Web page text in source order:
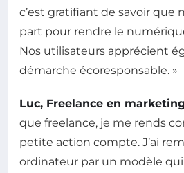
c’est gratifiant de savoir que
part pour rendre le
Nos utilisateurs apprécient
démarche écoresponsable. »
Luc, Freelance en
que freelance, je me rends
petite action compte. J’ai
ordinateur par un modèle